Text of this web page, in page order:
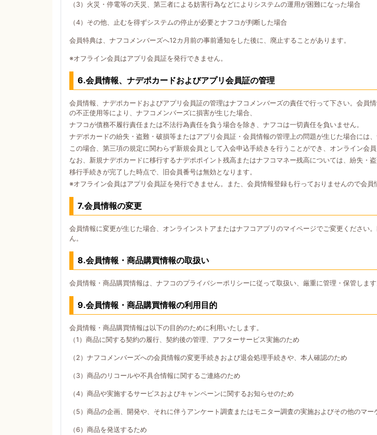
（3）火災・停電等の天災、第三者による妨害行為などによりシステムの運用が困難になった場合
（4）その他、止むを得ずシステムの停止が必要とナフコが判断した場合
会員特典は、ナフコメンバーズへ12カ月前の事前通知をした後に、廃止することがあります。
※オフライン会員はアプリ会員証を発行できません。
6.会員情報、ナデポカードおよびアプリ会員証の管理
会員情報、ナデポカードおよびアプリ会員証の管理はナフコメンバーズの責任で行って下さい。会
の不正使用等により、ナフコメンバーズに損害が生じた場合、
ナフコが債務不履行責任または不法行為責任を負う場合を除き、ナフコは一切責任を負いません。
ナデポカードの紛失・盗難・破損等またはアプリ会員証・会員情報の管理上の問題が生じた場合には
この場合、第三項の規定に関わらず新規会員として入会申込手続きを行うことができ、オンライン会
なお、新規ナデポカードに移行するナデポポイント残高またはナフコマネー残高については、紛失・
移行手続きが完了した時点で、旧会員番号は無効となります。
※オフライン会員はアプリ会員証を発行できません。また、会員情報登録も行っておりませんので会員
7.会員情報の変更
会員情報に変更が生じた場合、オンラインストアまたはナフコアプリのマイページでご変更くださ
ん。
8.会員情報・商品購買情報の取扱い
会員情報・商品購買情報は、ナフコのプライバシーポリシーに従って取扱い、厳重に管理・保管します
9.会員情報・商品購買情報の利用目的
会員情報・商品購買情報は以下の目的のために利用いたします。
（1）商品に関する契約の履行、契約後の管理、アフターサービス実施のため
（2）ナフコメンバーズへの会員情報の変更手続きおよび退会処理手続きや、本人確認のため
（3）商品のリコールや不具合情報に関するご連絡のため
（4）商品や実施するサービスおよびキャンペーンに関するお知らせのため
（5）商品の企画、開発や、それに伴うアンケート調査またはモニター調査の実施およびその他のマー
（6）商品を発送するため